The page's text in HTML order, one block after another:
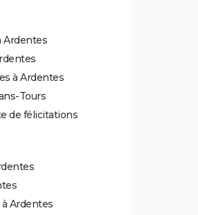
Ardentes
à Ardentes
Tours
de félicitations
Ardentes